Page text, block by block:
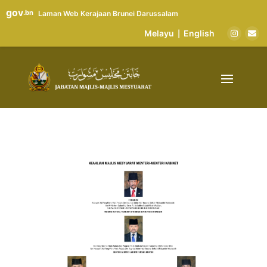
gov.bn Laman Web Kerajaan Brunei Darussalam
Melayu English